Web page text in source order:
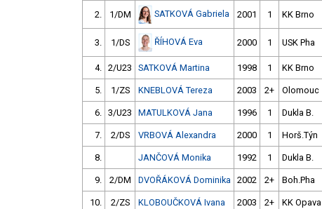
2. 1/DM SATKOVÁ Gabriela 2001 1 KK Brno
3. 1/DS ŘÍHOVÁ Eva 2000 1 USK Pha
4. 2/U23 SATKOVÁ Martina 1998 1 KK Brno
5. 1/ZS KNEBLOVÁ Tereza 2003 2+ Olomouc
6. 3/U23 MATULKOVÁ Jana 1996 1 Dukla B.
7. 2/DS VRBOVÁ Alexandra 2000 1 Horš.Týn
8. JANČOVÁ Monika 1992 1 Dukla B.
9. 2/DM DVOŘÁKOVÁ Dominika 2002 2+ Boh.Pha
10. 2/ZS KLOBOUČKOVÁ Ivana 2003 2+ KK Opava